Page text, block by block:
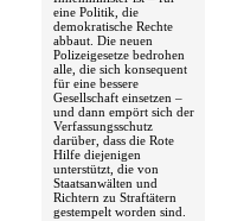
eine Politik, die
demokratische Rechte
abbaut. Die neuen
Polizeigesetze bedrohen
alle, die sich konsequent
für eine bessere
Gesellschaft einsetzen –
und dann empört sich der
Verfassungsschutz
darüber, dass die Rote
Hilfe diejenigen
unterstützt, die von
Staatsanwälten und
Richtern zu Straftätern
gestempelt worden sind.